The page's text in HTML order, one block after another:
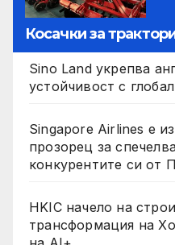
Косачки за
Sino Land укрепва
устойчивост с
Singapore Airlines е
прозорец за
конкурентите си от
HKIC начело на
трансформация на